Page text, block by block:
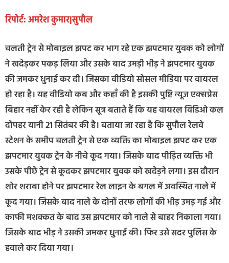
रिपोर्ट: अमरेश कुमार|सुपौल
चलती ट्रेन से मोबाइल झपट कर भाग रहे एक झपटमार युवक को लोगों
ने खदेड़कर पकड़ लिया और उसके बाद उमड़ी भीड़ ने झपटमार युवक
की जमकर धुनाई कर दी। जिसका वीडियो सोसल मीडिया पर वायरल
हो रहा है। यह वीडियो कब और कहाँ की है इसकी पुष्टि न्यूज एक्सप्रेस
बिहार नहीं केर रही है लेकिन सूत्र बताते हैं कि यह वायरल विडिओ कल
दोपहर यानी 21 सितंबर की है। बताया जा रहा है कि सुपौल रेलवे
स्टेशन के समीप चलती ट्रेन से एक व्यक्ति का मोबाइल झपट कर एक
झपटमार युवक ट्रेन के नीचे कूद गया। जिसके बाद पीड़ित व्यक्ति भी
उसके पीछे ट्रेन से कूदकर झपटमार युवक को खदेड़ने लगा। इस दौरान
शोर शराबा होने पर झपटमार रेल लाइन के बगल में अवस्थित नाले में
कूद गया। जिसके बाद नाले के दोनों तरफ लोगों की भीड़ उमड़ गई और
काफी मशक्कत के बाद उस झपटमार को नाले से बाहर निकाला गया।
जिसके बाद भीड़ ने उसकी जमकर धुनाई की। फिर उसे सदर पुलिस के
हवाले कर दिया गया।